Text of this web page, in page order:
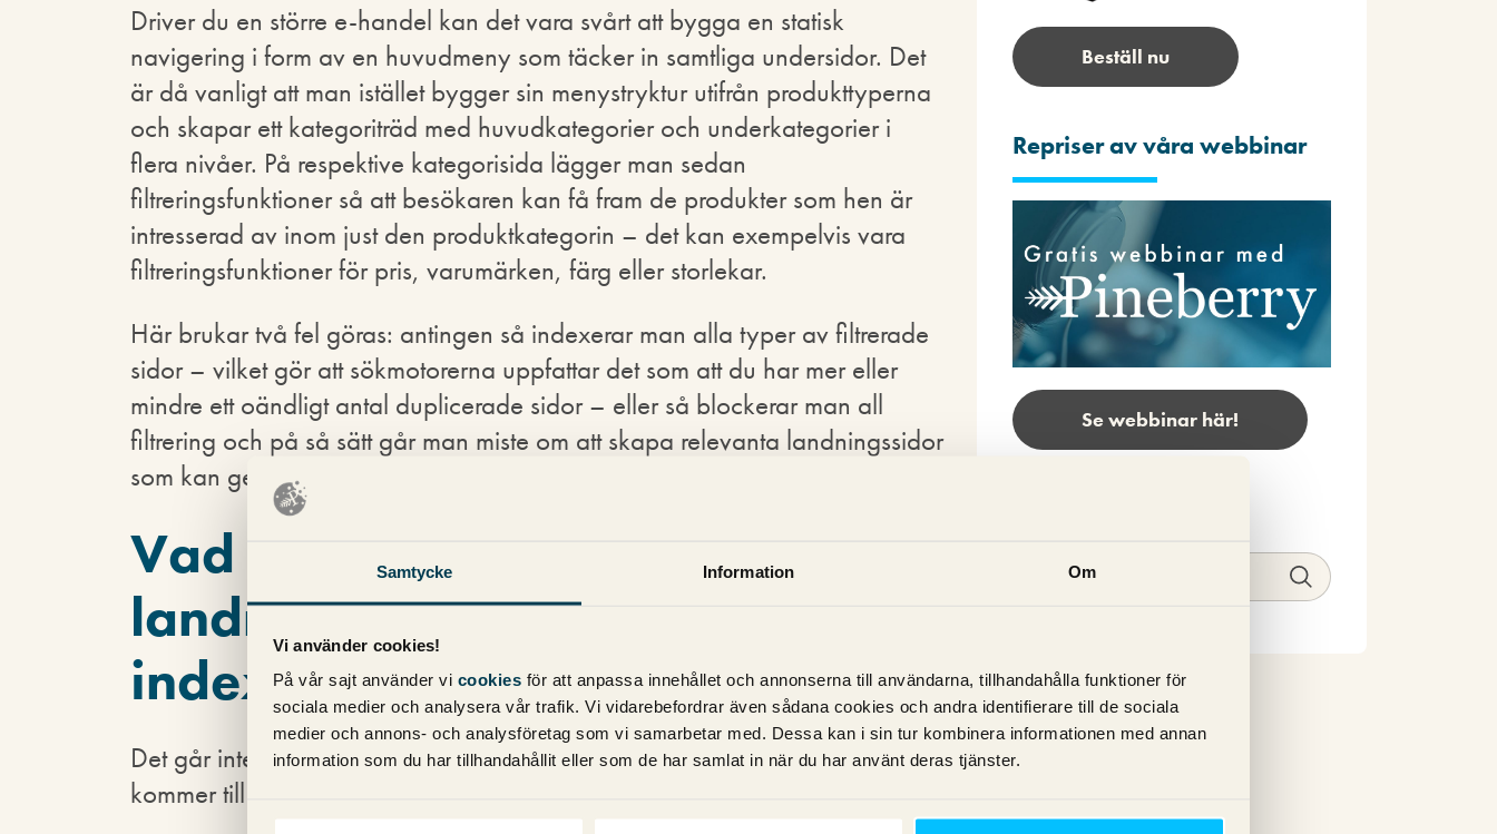
Samtycke Information Om
Vi använder cookies!
På vår sajt använder vi cookies för att anpassa innehållet och annonserna till användarna, tillhandahålla funktioner för
sociala medier och analysera vår trafik. Vi vidarebefordrar även sådana cookies och andra identifierare till de sociala
medier och annons- och analysföretag som vi samarbetar med. Dessa kan i sin tur kombinera informationen med annan
information som du har tillhandahållit eller som de har samlat in när du har använt deras tjänster.
Driver du en större e-handel kan det vara svårt att bygga en statisk
navigering i form av en huvudmeny som täcker in samtliga undersidor. Det
är då vanligt att man istället bygger sin menystryktur utifrån produkttyperna
och skapar ett kategoriträd med huvudkategorier och underkategorier i
flera nivåer. På respektive kategorisida lägger man sedan
filtreringsfunktioner så att besökaren kan få fram de produkter som hen är
intresserad av inom just den produktkategorin – det kan exempelvis vara
filtreringsfunktioner för pris, varumärken, färg eller storlekar.
Här brukar två fel göras: antingen så indexerar man alla typer av filtrerade
sidor – vilket gör att sökmotorerna uppfattar det som att du har mer eller
mindre ett oändligt antal duplicerade sidor – eller så blockerar man all
filtrering och på så sätt går man miste om att skapa relevanta landningssidor
som kan generera trafik.
Vad i min filtrering ska bli
landningssidor som Google kan
indexera?
Det går inte att ge ett generellt svar för vad som ska indexeras när det
kommer till filtreringsfunktioner, utan man får bedöma från fall till fall.
Beställ nu
Repriser av våra webbinar
Se webbinar här!